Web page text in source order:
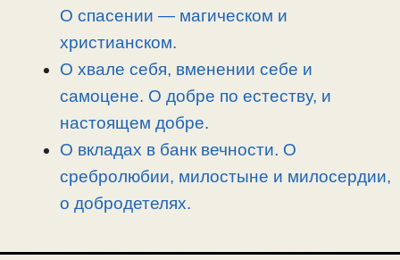
О спасении — магическом и
христианском.
О хвале себя, вменении себе и
самоцене. О добре по естеству, и
настоящем добре.
О вкладах в банк вечности. О
сребролюбии, милостыне и милосердии,
о добродетелях.